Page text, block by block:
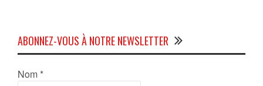
ABONNEZ-VOUS À NOTRE NEWSLETTER
Nom *